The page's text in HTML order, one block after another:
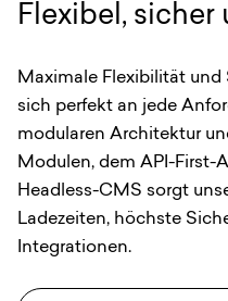
:Flexibel, sicher
Maximale Flexibilität
sich perfekt an jede
modularen Architektur
Modulen, dem API-First-
Headless-CMS sorgt
Ladezeiten, höchste
Integrationen.